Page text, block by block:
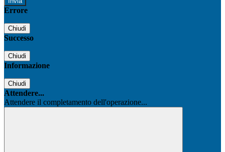
Errore
Chiudi
Successo
Chiudi
Informazione
Chiudi
Attendere...
Attendere il completamento dell'operazione...